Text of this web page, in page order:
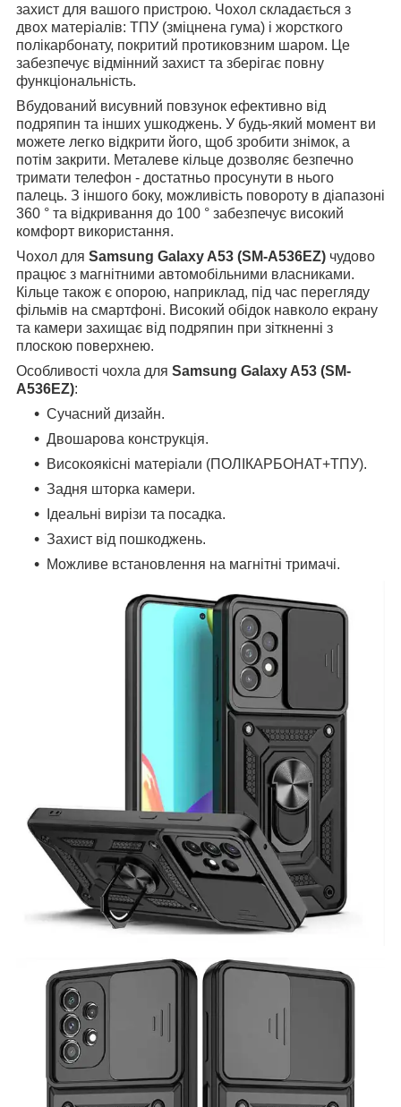
захист для вашого пристрою. Чохол складається з
двох матеріалів: ТПУ (зміцнена гума) і жорсткого
полікарбонату, покритий протиковзним шаром. Це
забезпечує відмінний захист та зберігає повну
функціональність.
Вбудований висувний повзунок ефективно від
подряпин та інших ушкоджень. У будь-який момент ви
можете легко відкрити його, щоб зробити знімок, а
потім закрити. Металеве кільце дозволяє безпечно
тримати телефон - достатньо просунути в нього
палець. З іншого боку, можливість повороту в діапазоні
360 ° та відкривання до 100 ° забезпечує високий
комфорт використання.
Чохол для Samsung Galaxy A53 (SM-A536EZ) чудово
працює з магнітними автомобільними власниками.
Кільце також є опорою, наприклад, під час перегляду
фільмів на смартфоні. Високий обідок навколо екрану
та камери захищає від подряпин при зіткненні з
плоскою поверхнею.
Особливості чохла для Samsung Galaxy A53 (SM-
A536EZ):
Сучасний дизайн.
Двошарова конструкція.
Високоякісні матеріали (ПОЛІКАРБОНАТ+ТПУ).
Задня шторка камери.
Ідеальні вирізи та посадка.
Захист від пошкоджень.
Можливе встановлення на магнітні тримачі.